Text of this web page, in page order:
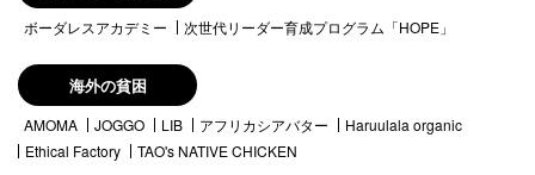
ボーダレスアカデミー 次世代リーダー育成プログラム「HOPE」
海外の貧困
AMOMA JOGGO LIB アフリカシアバター
Haruulala organic
Ethical Factory
TAO's NATIVE CHICKEN